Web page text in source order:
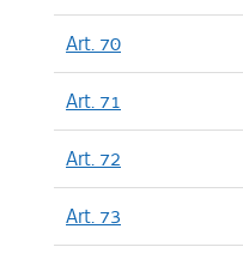
Art. 70
Art. 71
Art. 72
Art. 73